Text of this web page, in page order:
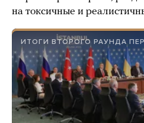
на токсичные и
ИТОГИ ВТОРОГО РАУНДА